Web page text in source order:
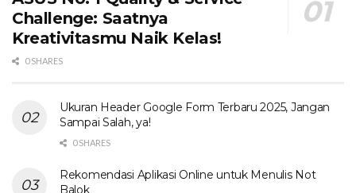
Challenge: Saatnya
Kreativitasmu Naik Kelas!
0 SHARES
Ukuran Header Google Form Terbaru 2025, Jangan
Sampai Salah, ya!
0 SHARES
Rekomendasi Aplikasi Online untuk Menulis Not
Balok